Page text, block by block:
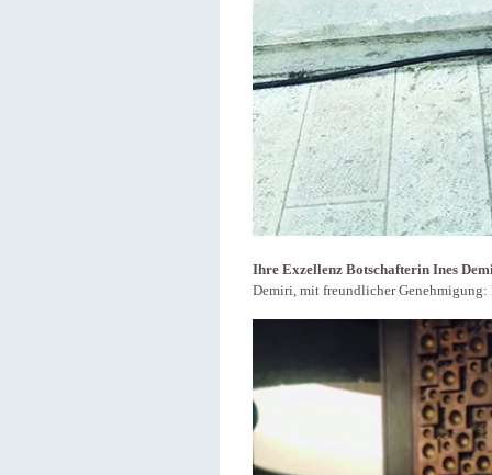
Ihre Exzellenz Botschafterin Ines
Demiri, mit freundlicher Genehmigung: